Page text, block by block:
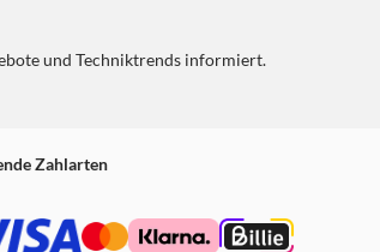
und Techniktrends informiert.
Zahlarten